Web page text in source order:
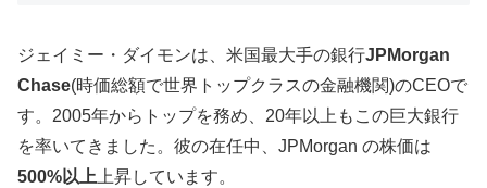
ジェイミー・ダイモンは、米国最大手の銀行JPMorgan
Chase(時価総額で世界トップクラスの金融機関)のCEOで
す。2005年からトップを務め、20年以上もこの巨大銀行
を率いてきました。彼の在任中、JPMorgan の株価は
500%以上 上昇しています。